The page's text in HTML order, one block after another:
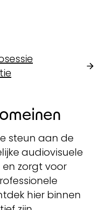
steun aan de
audiovisuele
zorgt voor
hier binnen